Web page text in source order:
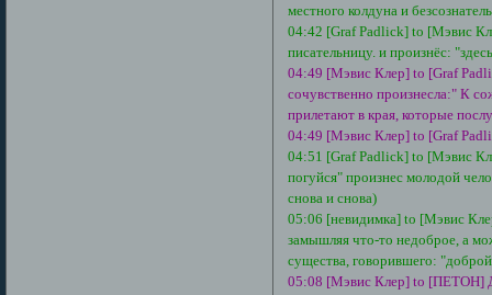
местного колдуна и
04:42 [Graf Padlick] to [Мэвис
писательницу. и произнёс:
04:49 [Мэвис Клер] to [Graf
сочувственно произнесла:" К
прилетают в края, которые
04:49 [Мэвис Клер] to [Graf
04:51 [Graf Padlick] to [Мэвис
погуйся" произнес молодой
снова и снова)
05:06 [невидимка] to [Мэвис
замышляя что-то недоброе, а
существа, говорившего:
05:08 [Мэвис Клер] to [ПЕТОН]